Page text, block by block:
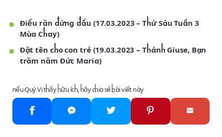
Điều răn đứng đầu (17.03.2023 – Thứ Sáu Tuần 3
Mùa Chay)
Đặt tên cho con trẻ (19.03.2023 – Thánh Giuse, Bạn
trăm năm Đức Maria)
nếu Quý Vị thấy hữu ích, hãy chia sẻ bài viết này